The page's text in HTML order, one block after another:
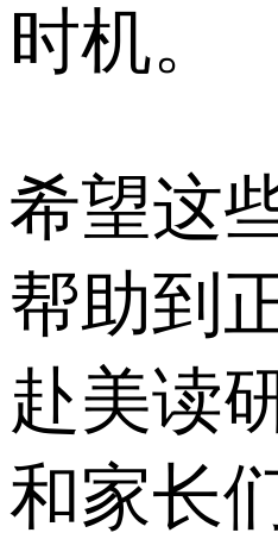
时机。
希望这
帮助到
赴美读
和家长